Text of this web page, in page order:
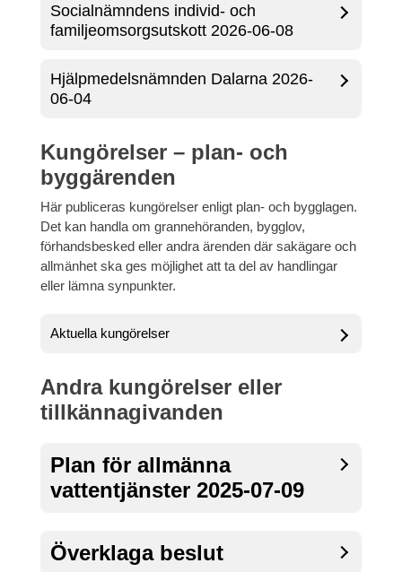
Socialnämndens individ- och
familjeomsorgsutskott 2026-06-08
Hjälpmedelsnämnden Dalarna 2026-
06-04
Kungörelser – plan- och
byggärenden
Här publiceras kungörelser enligt plan- och bygglagen.
Det kan handla om grannehöranden, bygglov,
förhandsbesked eller andra ärenden där sakägare och
allmänhet ska ges möjlighet att ta del av handlingar
eller lämna synpunkter.
Aktuella kungörelser
Andra kungörelser eller
tillkännagivanden
Plan för allmänna
vattentjänster 2025-07-09
Överklaga beslut